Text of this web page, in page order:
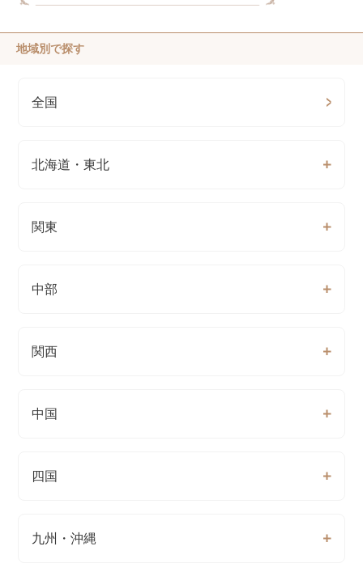
地域別で探す
全国
北海道・東北
関東
中部
関西
中国
四国
九州・沖縄